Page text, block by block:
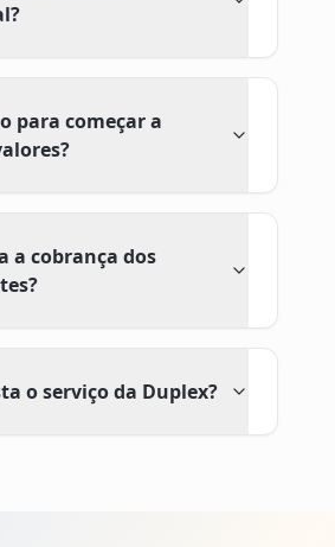
para começar a
a cobrança dos
o serviço da Duplex?